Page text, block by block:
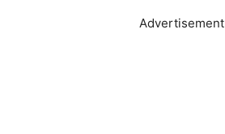
Advertisement